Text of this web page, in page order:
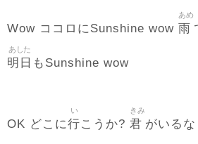
Wow ココロにSunshine wow 雨
あめ
明日
あした
もSunshine wow
OK どこに行
い
こうか? 君
きみ
がいる